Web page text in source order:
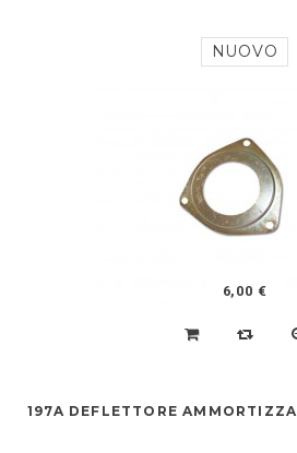
NUOVO
6,00 €
197A DEFLETTORE